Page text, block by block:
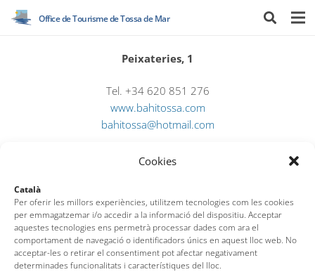
Cookies
Català
Per oferir les millors experiències, utilitzem tecnologies com les cookies
per emmagatzemar i/o accedir a la informació del dispositiu. Acceptar
aquestes tecnologies ens permetrà processar dades com ara el
comportament de navegació o identificadors únics en aquest lloc web. No
acceptar-les o retirar el consentiment pot afectar negativament
determinades funcionalitats i característiques del lloc.
Office de Tourisme de Tossa de Mar
Peixateries, 1
Tel. +34 620 851 276
www.bahitossa.com
bahitossa@hotmail.com